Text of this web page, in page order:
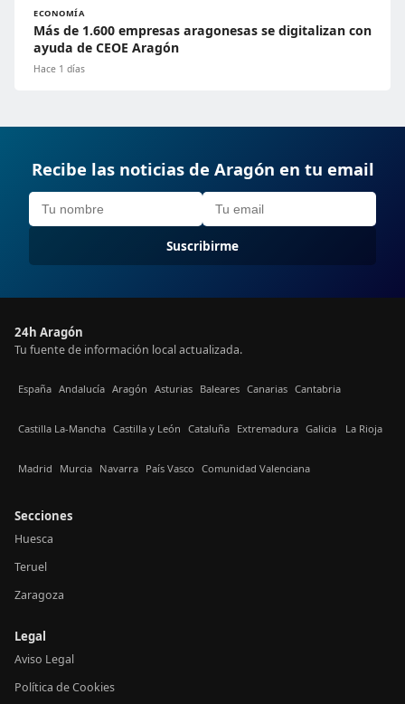
ECONOMÍA
Más de 1.600 empresas aragonesas se digitalizan con
ayuda de CEOE Aragón
Hace 1 días
Recibe las noticias de Aragón en tu email
Suscribirme
24h Aragón
Tu fuente de información local actualizada.
España Andalucía Aragón Asturias Baleares Canarias Cantabria
Castilla La-Mancha Castilla y León Cataluña Extremadura Galicia La Rioja
Madrid Murcia Navarra País Vasco Comunidad Valenciana
Secciones
Huesca
Teruel
Zaragoza
Legal
Aviso Legal
Política de Cookies